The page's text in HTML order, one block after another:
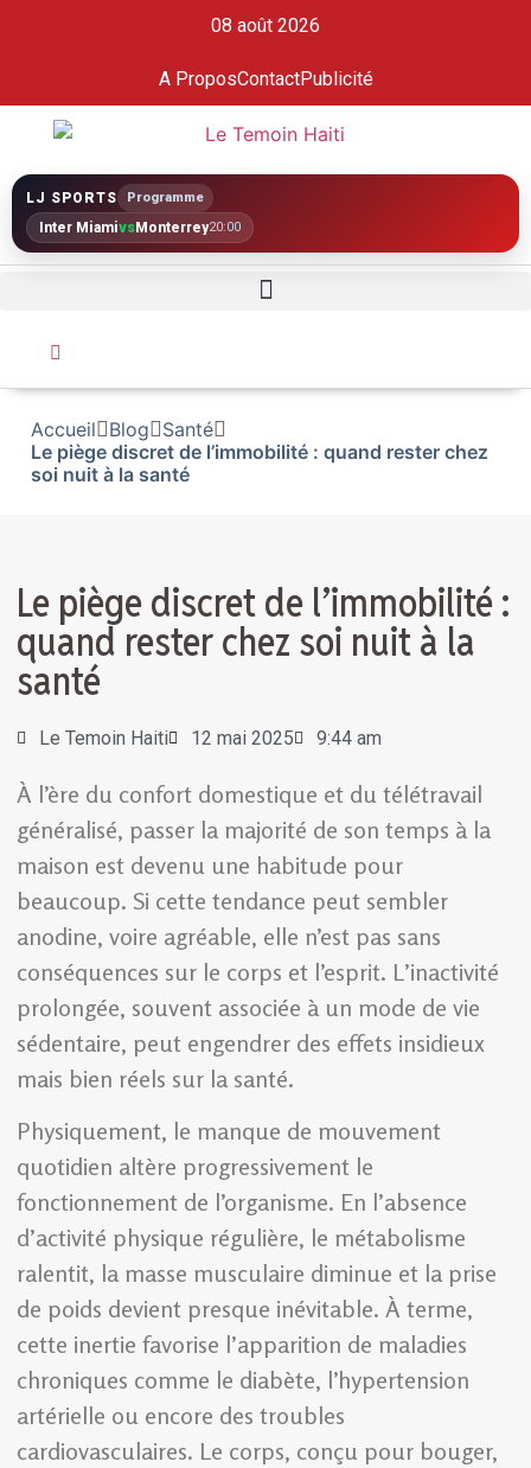
08 août 2026
A ProposContactPublicité
LJ SPORTS Programme
Inter MiamivsMonterrey20:00
Accueil Blog
Santé
Le piège discret de l’immobilité : quand rester chez
soi nuit à la santé
Le piège discret de l’immobilité :
quand rester chez soi nuit à la
santé
Le Temoin Haiti 12 mai 2025 9:44 am
À l’ère du confort domestique et du télétravail
généralisé, passer la majorité de son temps à la
maison est devenu une habitude pour
beaucoup. Si cette tendance peut sembler
anodine, voire agréable, elle n’est pas sans
conséquences sur le corps et l’esprit. L’inactivité
prolongée, souvent associée à un mode de vie
sédentaire, peut engendrer des effets insidieux
mais bien réels sur la santé.
Physiquement, le manque de mouvement
quotidien altère progressivement le
fonctionnement de l’organisme. En l’absence
d’activité physique régulière, le métabolisme
ralentit, la masse musculaire diminue et la prise
de poids devient presque inévitable. À terme,
cette inertie favorise l’apparition de maladies
chroniques comme le diabète, l’hypertension
artérielle ou encore des troubles
cardiovasculaires. Le corps, conçu pour bouger,